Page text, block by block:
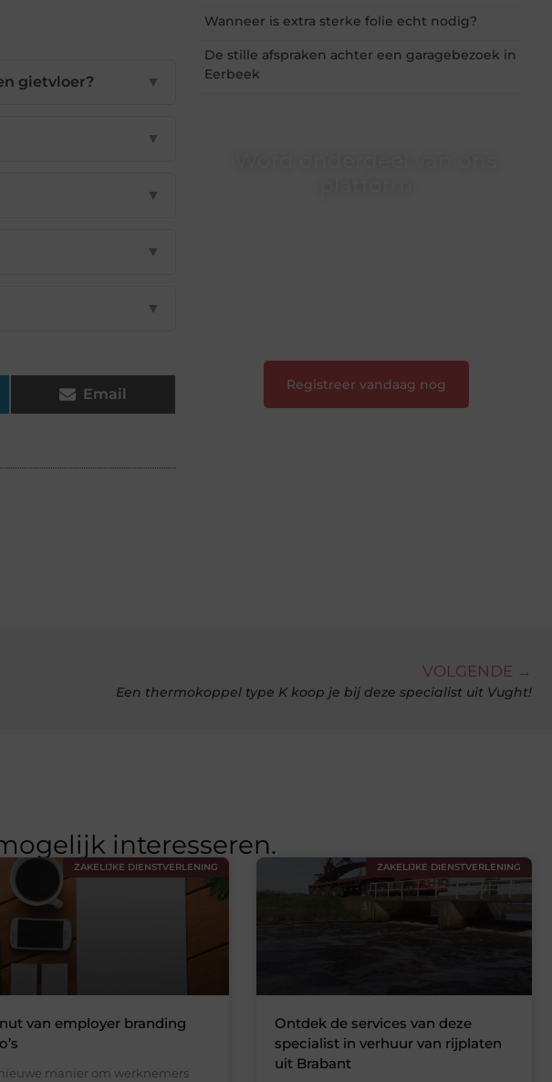
gietvloer? ▼
▼
▼
▼
▼
Email
Wanneer is extra sterke folie echt nodig?
De stille afspraken achter een garagebezoek in
Eerbeek
Registreer vandaag nog
VOLGENDE →
Een thermokoppel type K koop je bij deze specialist uit Vught!
interesseren.
ZAKELIJKE DIENSTVERLENING
van employer branding
manier om werknemers
ZAKELIJKE DIENSTVERLENING
Ontdek de services van deze
specialist in verhuur van rijplaten
uit Brabant